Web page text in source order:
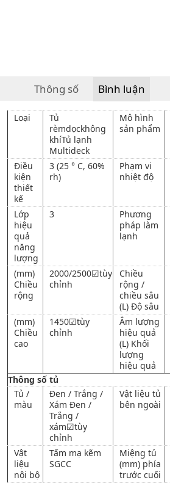
Thông số Bình luận
Loại
Tủ
rèmdọckhông
khíTủ lạnh
Multideck
Mô hình
sản phẩm
Điều
kiện
thiết
kế
3 (25 ° C, 60%
rh)
Phạm vi
nhiệt độ
Lớp
hiệu
quả
năng
lượng
3
Phương
pháp làm
lạnh
(mm)
Chiều
rộng
2000/2500☑tùy
chỉnh
Chiều
rộng /
chiều sâu
(L) Độ sâu
(mm)
Chiều
cao
1450☑tùy
chỉnh
Âm lượng
hiệu quả
(L) Khối
lượng
hiệu quả
Thông số tủ
Tủ /
màu
Đen / Trắng /
Xám Đen /
Trắng /
xám☑tùy
chỉnh
Vật liệu tủ
bên ngoài
Vật
liệu
nội bộ
Tấm mạ kẽm
SGCC
Miệng tủ
(mm) phía
trước cuối